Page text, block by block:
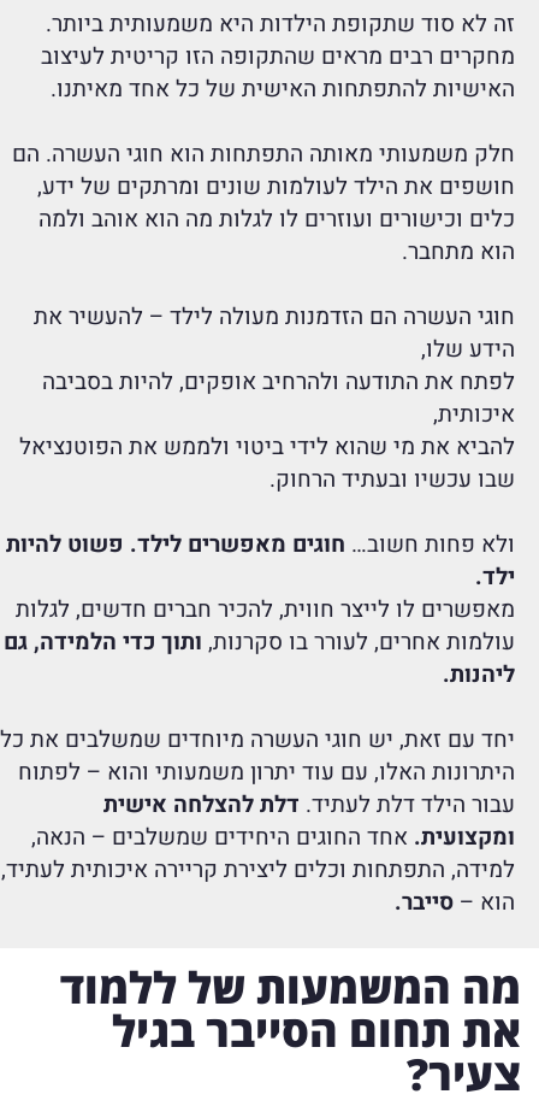
זה לא סוד שתקופת הילדות היא משמעותית ביותר.
מחקרים רבים מראים שהתקופה הזו קריטית לעיצוב
האישיות להתפתחות האישית של כל אחד מאיתנו.
חלק משמעותי מאותה התפתחות הוא חוגי העשרה. הם
חושפים את הילד לעולמות שונים ומרתקים של ידע,
כלים וכישורים ועוזרים לו לגלות מה הוא אוהב ולמה
הוא מתחבר.
חוגי העשרה הם הזדמנות מעולה לילד – להעשיר את
הידע שלו,
לפתח את התודעה ולהרחיב אופקים, להיות בסביבה
איכותית,
להביא את מי שהוא לידי ביטוי ולממש את הפוטנציאל
שבו עכשיו ובעתיד הרחוק.
ולא פחות חשוב… חוגים מאפשרים לילד. פשוט להיות
ילד.
מאפשרים לו לייצר חווית, להכיר חברים חדשים, לגלות
עולמות אחרים, לעורר בו סקרנות, ותוך כדי הלמידה, גם
ליהנות.
יחד עם זאת, יש חוגי העשרה מיוחדים שמשלבים את כל
היתרונות האלו, עם עוד יתרון משמעותי והוא – לפתוח
עבור הילד דלת לעתיד. דלת להצלחה אישית
ומקצועית. אחד החוגים היחידים שמשלבים – הנאה,
למידה, התפתחות וכלים ליצירת קריירה איכותית לעתיד,
הוא – סייבר.
מה המשמעות של ללמוד
את תחום הסייבר בגיל
צעיר?